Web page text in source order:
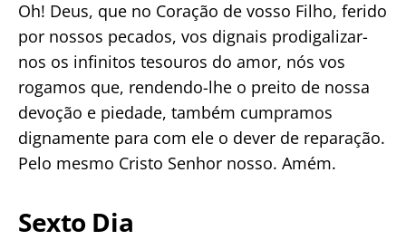
Oh! Deus, que no Coração de vosso Filho, ferido
por nossos pecados, vos dignais prodigalizar-
nos os infinitos tesouros do amor, nós vos
rogamos que, rendendo-lhe o preito de nossa
devoção e piedade, também cumpramos
dignamente para com ele o dever de reparação.
Pelo mesmo Cristo Senhor nosso. Amém.
Sexto Dia